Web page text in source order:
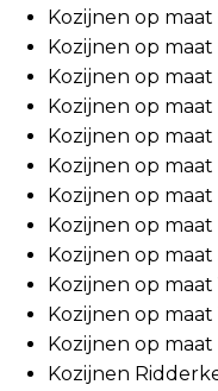
Kozijnen op maat
Kozijnen op maat
Kozijnen op maat
Kozijnen op
Kozijnen op
Kozijnen op
Kozijnen op
Kozijnen op
Kozijnen op maat
Kozijnen op
Kozijnen op
Kozijnen op
Kozijnen